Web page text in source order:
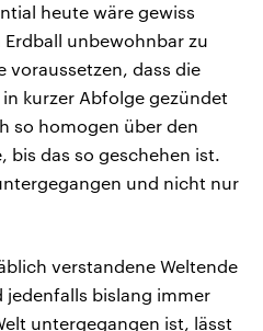
heute wäre gewiss
unbewohnbar zu
voraussetzen, dass die
kurzer Abfolge gezündet
so homogen über den
bis das so geschehen ist.
und nicht nur
verstandene Weltende
bislang immer
untergegangen ist, lässt